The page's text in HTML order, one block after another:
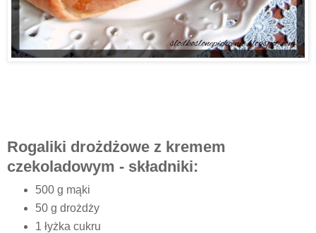
Rogaliki drożdżowe z kremem
czekoladowym - składniki:
500 g mąki
50 g drożdży
1 łyżka cukru